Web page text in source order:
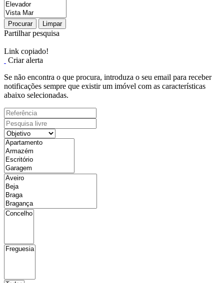
Procurar Limpar
Partilhar pesquisa
Link copiado!
Criar alerta
Se não encontra o que procura, introduza o seu email para receber
notificações sempre que existir um imóvel com as características
abaixo selecionadas.